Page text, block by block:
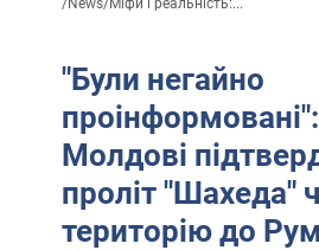
"Були негайно
Молдові
проліт "Шахеда"
територію до